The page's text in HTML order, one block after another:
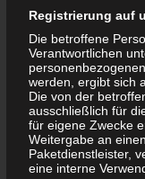
Am 9.August fand in
Taut-Ring 178, die
„Stadtumbau – Neu
Begrüßen konnten
Dieter
und Verkehr der
Registrierung auf
Die betroffene
Verantwortlichen
werden, ergibt sich
Die von der
ausschließlich für
für eigene Zwecke
Weitergabe an
Paketdienstleister,
eine interne